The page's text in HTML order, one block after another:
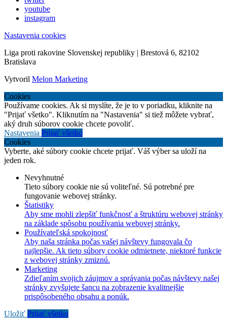
youtube
instagram
Nastavenia cookies
Liga proti rakovine Slovenskej republiky | Brestová 6, 82102
Bratislava
Vytvoril Melon Marketing
Cookies
Používame cookies. Ak si myslíte, že je to v poriadku, kliknite na
"Prijať všetko". Kliknutím na "Nastavenia" si tiež môžete vybrať,
aký druh súborov cookie chcete povoliť.
Nastavenia Prijať všetko
Cookies
Vyberte, aké súbory cookie chcete prijať. Váš výber sa uloží na
jeden rok.
Nevyhnutné
Tieto súbory cookie nie sú voliteľné. Sú potrebné pre
fungovanie webovej stránky.
Štatistiky
Aby sme mohli zlepšiť funkčnosť a štruktúru webovej stránky
na základe spôsobu používania webovej stránky.
Používateľská spokojnosť
Aby naša stránka počas vašej návštevy fungovala čo
najlepšie. Ak tieto súbory cookie odmietnete, niektoré funkcie
z webovej stránky zmiznú.
Marketing
Zdieľaním svojich záujmov a správania počas návštevy našej
stránky zvyšujete šancu na zobrazenie kvalitnejšie
prispôsobeného obsahu a ponúk.
Uložiť Prijať všetko